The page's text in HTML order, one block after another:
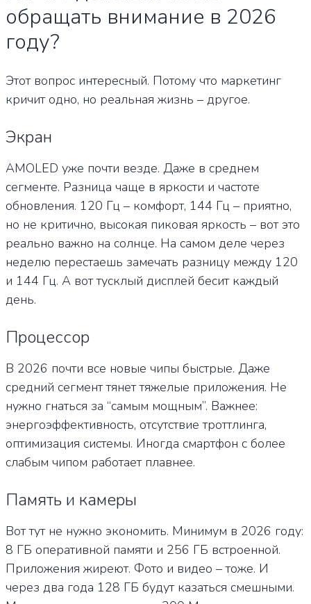
обращать внимание в 2026
году?
Этот вопрос интересный. Потому что маркетинг
кричит одно, но реальная жизнь – другое.
Экран
AMOLED уже почти везде. Даже в среднем
сегменте. Разница чаще в яркости и частоте
обновления. 120 Гц – комфорт, 144 Гц – приятно,
но не критично, высокая пиковая яркость – вот это
реально важно на солнце. На самом деле через
неделю перестаешь замечать разницу между 120
и 144 Гц. А вот тусклый дисплей бесит каждый
день.
Процессор
В 2026 почти все новые чипы быстрые. Даже
средний сегмент тянет тяжелые приложения. Не
нужно гнаться за “самым мощным”. Важнее:
энергоэффективность, отсутствие троттлинга,
оптимизация системы. Иногда смартфон с более
слабым чипом работает плавнее.
Память и камеры
Вот тут не нужно экономить. Минимум в 2026 году:
8 ГБ оперативной памяти и 256 ГБ встроенной.
Приложения жиреют. Фото и видео – тоже. И
через два года 128 ГБ будут казаться смешными.